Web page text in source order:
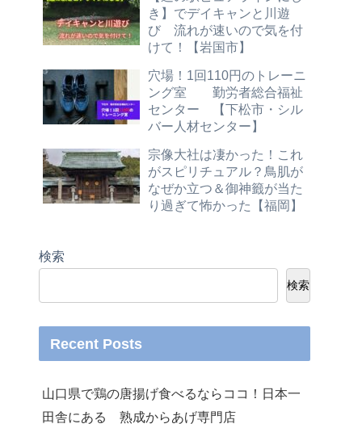
き】でデイキャンと川遊
び 流れが速いので気を付
けて！【岩国市】
穴場！1回110円のトレーニ
ング室 勤労者総合福祉
センター 【下松市・シル
バー人材センター】
宗像大社は凄かった！これ
がスピリチュアル？鳥肌が
なぜか立つ＆御神籤が当た
り過ぎて怖かった【福岡】
検索
検索
Recent Posts
山口県で鶏の唐揚げ食べるならココ！日本一
田舎にある 熟成からあげ専門店